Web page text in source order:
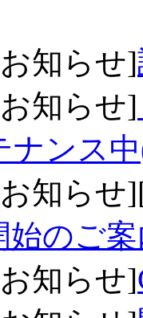
知らせ]
知らせ]
ナンス
知らせ
始のご
知らせ]